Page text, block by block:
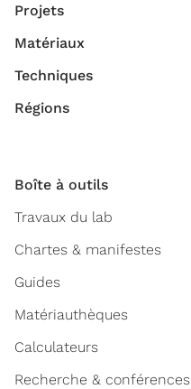
Projets
Matériaux
Techniques
Régions
Boîte à outils
Travaux du lab
Chartes & manifestes
Guides
Matériauthèques
Calculateurs
Recherche & conférences